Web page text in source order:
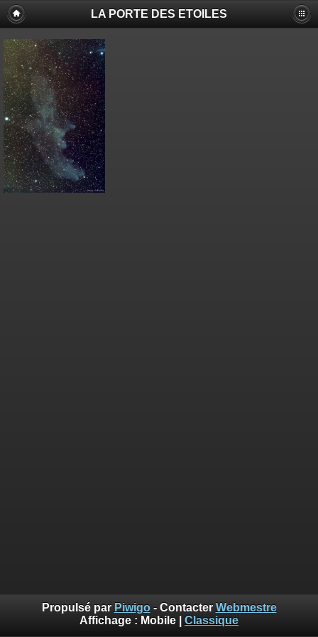
LA PORTE DES ETOILES
Propulsé par Piwigo- Contacter Webmestre
Affichage : Mobile Classique